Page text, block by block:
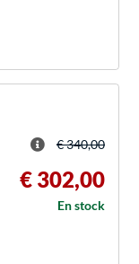
€ 340,00
€ 302,00
En stock